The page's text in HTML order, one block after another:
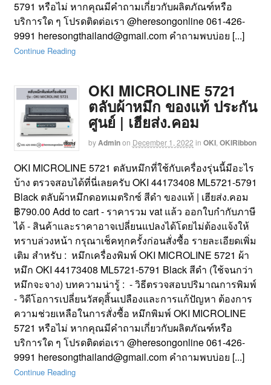
5791 หรือไม่ หากคุณมีคำถามเกี่ยวกับผลิตภัณฑ์หรือ
บริการใด ๆ โปรดติดต่อเรา @heresongonline 061-426-
9991 heresongthailand@gmail.com คำถามพบบ่อย [...]
Continue Reading
OKI MICROLINE 5721
ตลับผ้าหมึก ของแท้ ประกัน
ศูนย์ | เฮียส่ง.คอม
byAdminon December 1, 2022 in OKI, OKIRibbon
OKI MICROLINE 5721 ตลับหมึกที่ใช้กับเครื่องรุ่นนี้มีอะไร
บ้าง ตรวจสอบได้ที่นี่เลยครับ OKI 44173408 ML5721-5791
Black ตลับผ้าหมึกดอทเมตริกซ์ สีดำ ของแท้ | เฮียส่ง.คอม
฿790.00 Add to cart - ราคารวม vat แล้ว ออกใบกำกับภาษี
ได้ - สินค้าและราคาอาจเปลี่ยนแปลงได้โดยไม่ต้องแจ้งให้
ทราบล่วงหน้า กรุณาเช็คทุกครั้งก่อนสั่งซื้อ รายละเอียดเพิ่ม
เติม สำหรับ : หมึกเครื่องพิมพ์ OKI MICROLINE 5721 ผ้า
หมึก OKI 44173408 ML5721-5791 Black สีดำ (ใช้จนกว่า
หมึกจะจาง) บทความน่ารู้ : - วิธีตรวจสอบปริมาณการพิมพ์
- วิดีโอการเปลี่ยนวัสดุสิ้นเปลืองและการแก้ปัญหา ต้องการ
ความช่วยเหลือในการสั่งซื้อ หมึกพิมพ์ OKI MICROLINE
5721 หรือไม่ หากคุณมีคำถามเกี่ยวกับผลิตภัณฑ์หรือ
บริการใด ๆ โปรดติดต่อเรา @heresongonline 061-426-
9991 heresongthailand@gmail.com คำถามพบบ่อย [...]
Continue Reading